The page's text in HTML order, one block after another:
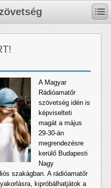
A Magyar
Rádióamatőr
szövetség idén is
képviselteti
magát a május
29-30-án
megrendezésre
kerülő Budapesti
Nagy
szakágban. A rádióamatőr
kipróbálhatjátok a